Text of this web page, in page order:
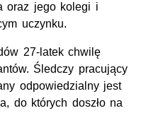
oraz jego kolegi i
uczynku.
27-latek chwilę
Śledczy pracujący
odpowiedzialny jest
do których doszło na